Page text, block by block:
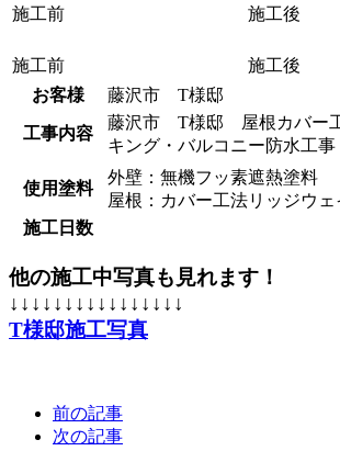
施工前 施工後
施工前
施工後
お客様
藤沢市 T様邸
工事内容
藤沢市 T様邸 屋根カバー
キング・バルコニー防水工事
使用塗料
外壁：無機フッ素遮熱塗料
屋根：カバー工法リッジウェ
施工日数
他の施工中写真も見れます！
↓↓↓↓↓↓↓↓↓↓↓↓↓↓↓↓
T様邸施工写真
前の記事
次の記事